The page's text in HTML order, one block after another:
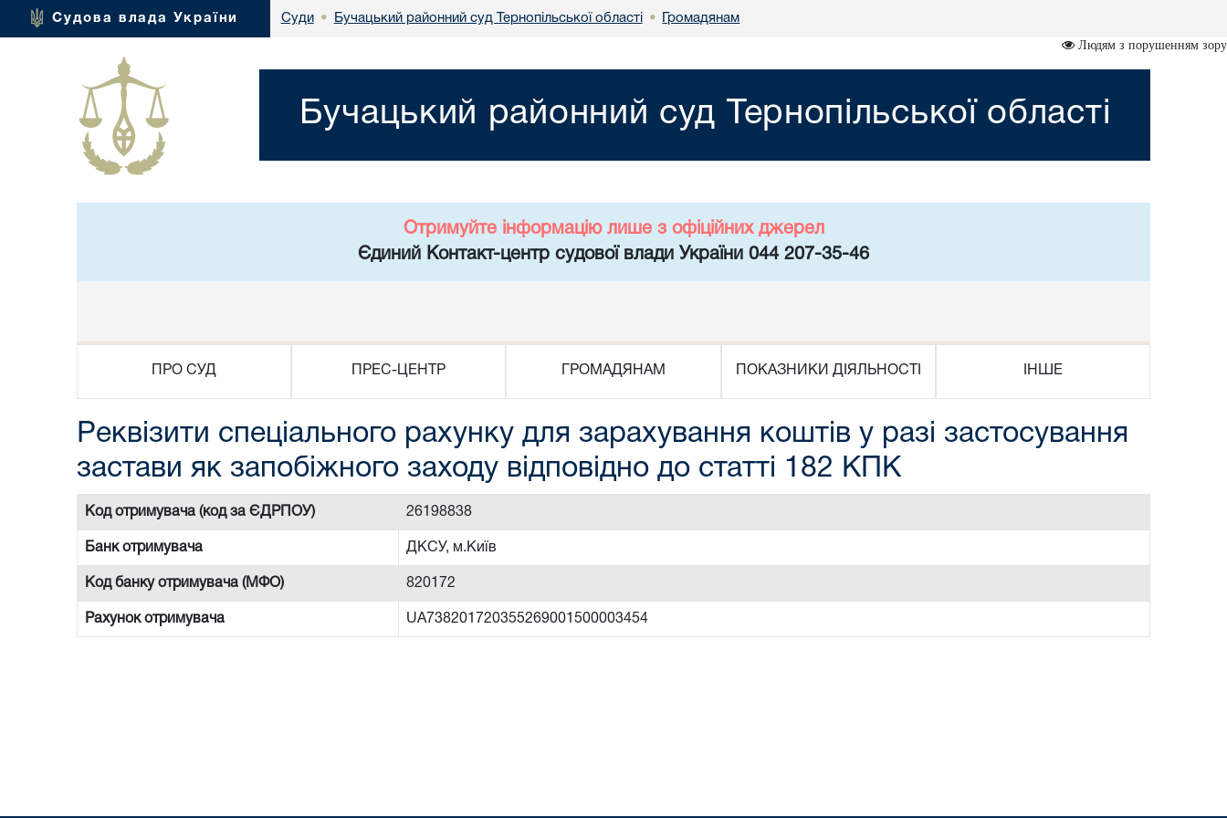
Судова влада України Суди • Бучацький районний суд Тернопільської області • Громадянам
Людям з порушенням зору
Бучацький районний суд Тернопільської області
Отримуйте інформацію лише з офіційних джерел
Єдиний Контакт-центр судової влади України 044 207-35-46
ПРО СУД ПРЕС-ЦЕНТР ГРОМАДЯНАМ ПОКАЗНИКИ ДІЯЛЬНОСТІ ІНШЕ
Реквізити спеціального рахунку для зарахування коштів у разі застосування
застави як запобіжного заходу відповідно до статті 182 КПК
Код отримувача (код за ЄДРПОУ) 26198838
Банк отримувача ДКСУ, м.Київ
Код банку отримувача (МФО) 820172
Рахунок отримувача UA738201720355269001500003454